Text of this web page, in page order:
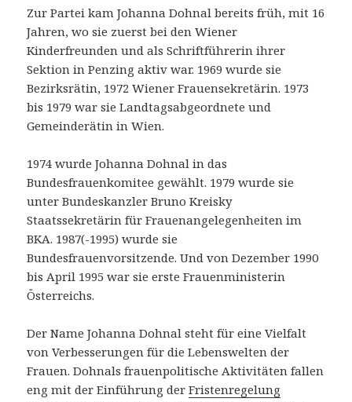
Zur Partei kam Johanna Dohnal bereits früh, mit 16
Jahren, wo sie zuerst bei den Wiener
Kinderfreunden und als Schriftführerin ihrer
Sektion in Penzing aktiv war. 1969 wurde sie
Bezirksrätin, 1972 Wiener Frauensekretärin. 1973
bis 1979 war sie Landtagsabgeordnete und
Gemeinderätin in Wien.
1974 wurde Johanna Dohnal in das
Bundesfrauenkomitee gewählt. 1979 wurde sie
unter Bundeskanzler Bruno Kreisky
Staatssekretärin für Frauenangelegenheiten im
BKA. 1987(-1995) wurde sie
Bundesfrauenvorsitzende. Und von Dezember 1990
bis April 1995 war sie erste Frauenministerin
Österreichs.
Der Name Johanna Dohnal steht für eine Vielfalt
von Verbesserungen für die Lebenswelten der
Frauen. Dohnals frauenpolitische Aktivitäten fallen
eng mit der Einführung derFristenregelung